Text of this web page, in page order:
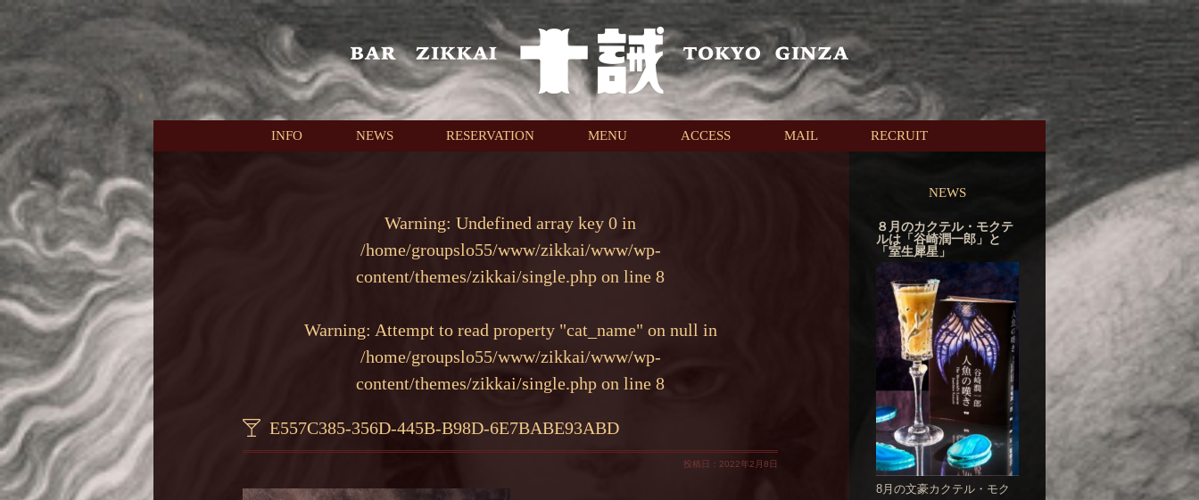
本文へスキップ
INFO NEWS RESERVATION MENU ACCESS MAIL RECRUIT
Warning: Undefined array key 0 in
/home/groupslo55/www/zikkai/www/wp-
content/themes/zikkai/single.php on line 8
Warning: Attempt to read property "cat_name" on null in
/home/groupslo55/www/zikkai/www/wp-
content/themes/zikkai/single.php on line 8
E557C385-356D-445B-B98D-6E7BABE93ABD
投稿日：2022年2月8日
NEWS
８月のカクテル・モクテ
ルは「谷崎潤一郎」と
「室生犀星」
8月の文豪カクテル・モク